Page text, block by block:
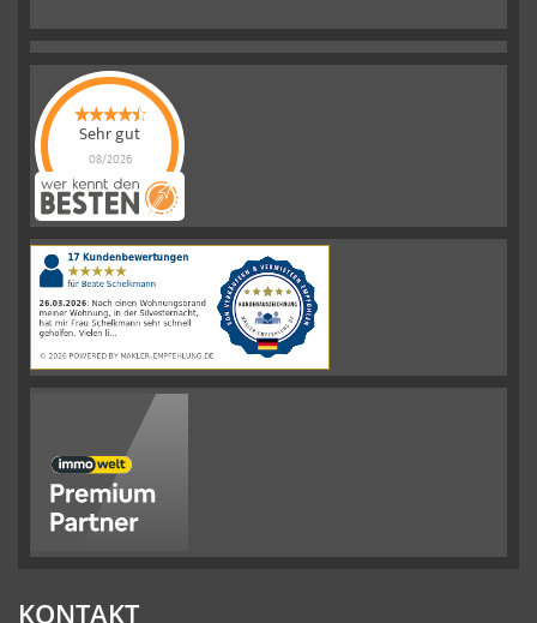
Sehr gut
08/2026
Schelkmann
Immobilienhat
|110Schelkmann
ImmobilienBewertungen
auf
werkenntdenBESTEN.de
KONTAKT